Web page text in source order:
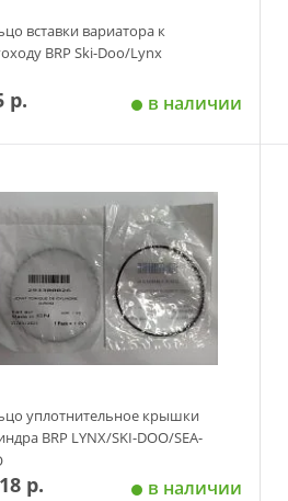
вставки вариатора к
BRP Ski-Doo/Lynx
р. в наличии
уплотнительное крышки
BRP LYNX/SKI-DOO/SEA-
р. в наличии